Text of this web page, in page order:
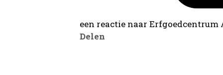
een reactie naar
Delen